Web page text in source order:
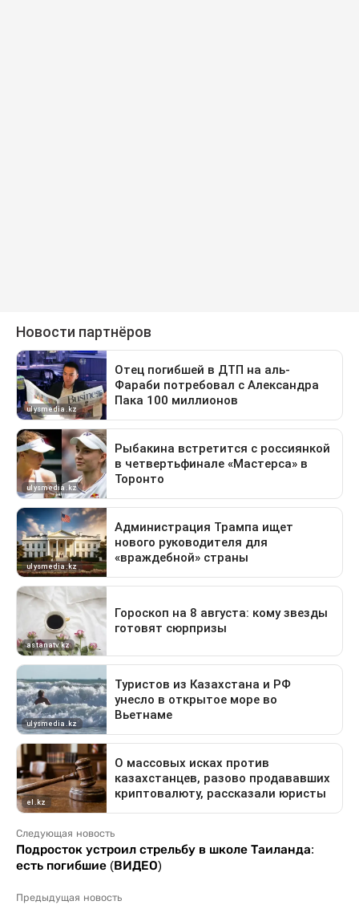
Следующая новость
Подросток устроил стрельбу в школе Таиланда:
есть погибшие (ВИДЕО)
Предыдущая новость